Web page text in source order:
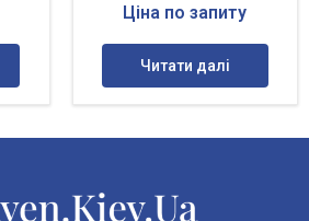
Ціна по запиту
Читати далі